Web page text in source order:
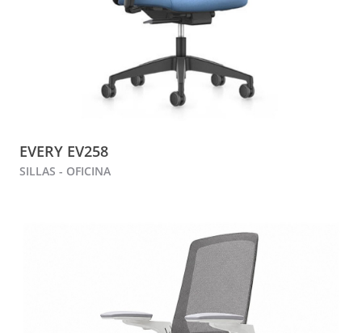
EVERY EV258
SILLAS - OFICINA